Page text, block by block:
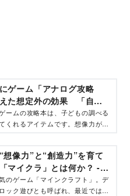
ゲーム「アナログ攻略
た想定外の効果 「自主
識の読書習慣」が身につ
ポ - コクリコ｜講談社
ームの攻略本は、子どもの調べる
くれるアイテムです。想像力がつ
な攻略本の魅力をお伝えします。
想像力”と“創造力”を育て
マイクラ」とは何か？ -
講談社
のゲーム「マインクラフト」。デ
ック遊びとも呼ばれ、最近では子